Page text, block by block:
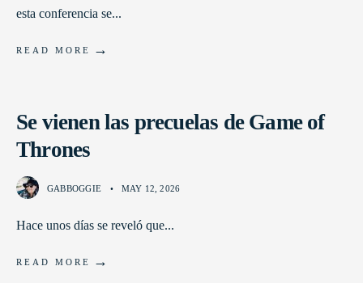
esta conferencia se...
READ MORE →
Se vienen las precuelas de Game of
Thrones
GABBOGGIE • MAY 12, 2026
Hace unos días se reveló que...
READ MORE →